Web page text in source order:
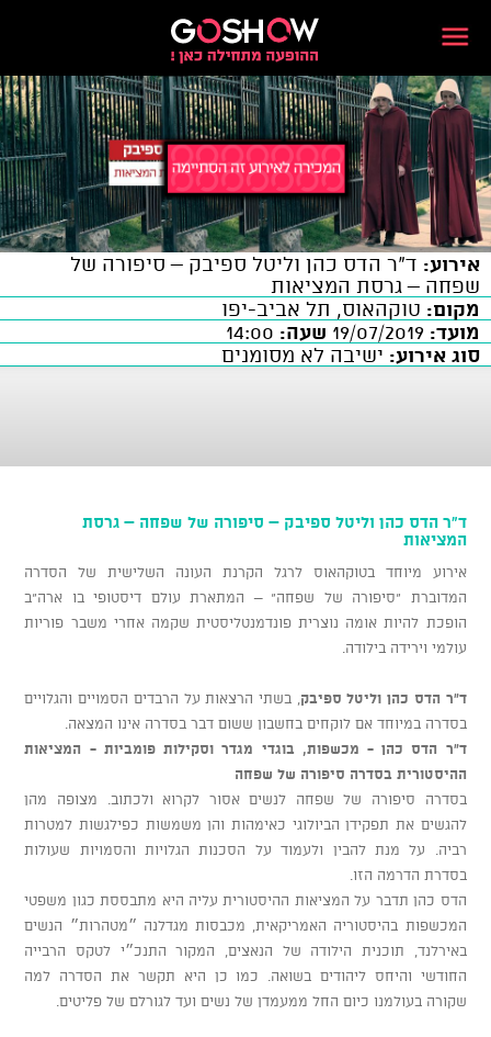
אירוע: ד"ר הדס כהן וליטל ספיבק – סיפורה של
שפחה – גרסת המציאות
מקום: טוקהאוס, תל אביב-יפו
מועד:
שעה:
סוג אירוע: ישיבה לא מסומנים
ד"ר הדס כהן וליטל ספיבק – סיפורה של שפחה – גרסת
המציאות
אירוע מיוחד בטוקהאוס לרגל הקרנת העונה השלישית של הסדרה
המדוברת "סיפורה של שפחה" – המתארת עולם דיסטופי בו ארה"ב
הופכת להיות אומה נוצרית פונדמנטליסטית שקמה אחרי משבר פוריות
עולמי וירידה בילודה.
ד"ר הדס כהן וליטל ספיבק , בשתי הרצאות על הרבדים הסמויים והגלויים
בסדרה במיוחד אם לוקחים בחשבון ששום דבר בסדרה אינו המצאה.
ד"ר הדס כהן - מכשפות, בוגדי מגדר וסקילות פומביות - המציאות
ההיסטורית בסדרה סיפורה של שפחה
בסדרה סיפורה של שפחה לנשים אסור לקרוא ולכתוב. מצופה מהן
להגשים את תפקידן הביולוגי כאימהות והן משמשות כפילגשות למטרות
רביה. על מנת להבין ולעמוד על הסכנות הגלויות והסמויות שעולות
בסדרת הדרמה הזו.
הדס כהן תדבר על המציאות ההיסטורית עליה היא מתבססת כגון משפטי
המכשפות בהיסטוריה האמריקאית, מכבסות מגדלנה ״מטהרות״ הנשים
באירלנד, תוכנית הילודה של הנאצים, המקור התנכ״י לטקס הרבייה
החודשי והיחס ליהודים בשואה. כמו כן היא תקשר את הסדרה למה
שקורה בעולמנו כיום החל ממעמדן של נשים ועד לגורלם של פליטים.